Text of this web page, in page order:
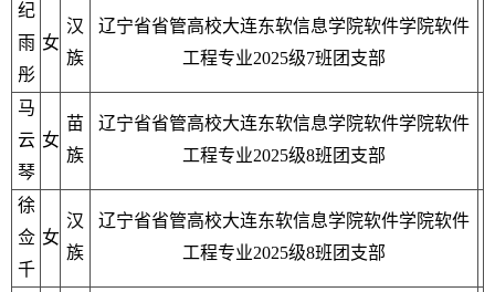
纪
雨
彤
女
汉
族
辽宁省省管高校大连东软信息学院软件学院软件
工程专业2025级7班团支部
马
云
琴
女
苗
族
辽宁省省管高校大连东软信息学院软件学院软件
工程专业2025级8班团支部
徐
佥
千
女
汉
族
辽宁省省管高校大连东软信息学院软件学院软件
工程专业2025级8班团支部